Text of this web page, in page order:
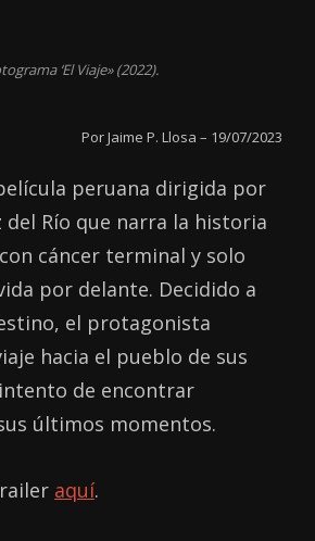
‘El Viaje» (2022).
Por Jaime P. Llosa – 19/07/2023
peruana dirigida por
del Río que narra la historia
cáncer terminal y solo
por delante. Decidido a
el protagonista
hacia el pueblo de sus
de encontrar
últimos momentos.
aquí.